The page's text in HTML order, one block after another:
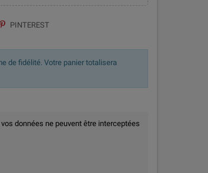
PINTEREST
de fidélité. Votre panier totalisera
données ne peuvent être interceptées